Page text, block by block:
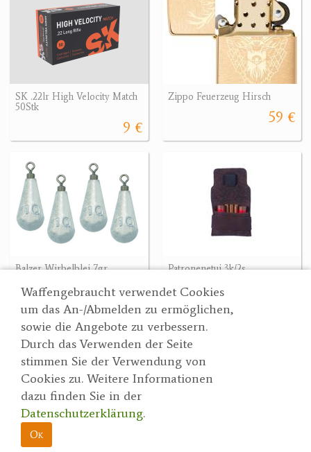
Waffengebraucht verwendet Cookies
um das An-/Abmelden zu ermöglichen,
sowie die Angebote zu verbessern.
Durch das Verwenden der Seite
stimmen Sie der Verwendung von
Cookies zu. Weitere Informationen
dazu finden Sie in der
Datenschutzerklärung.
Ok
SK .22lr High Velocity Match
50Stk
9 €
Zippo Feuerzeug Hirsch
59 €
Balzer Wirbelblei 7gr
2.80 €
Patronenetui 3k/2s
Suche
Partner
AGBs
Datenschutzerklärung
Impressum
Wertgarner 1820
Jagd & SporthandelsgmbH
Dr. Karl-Renner-Straße 48